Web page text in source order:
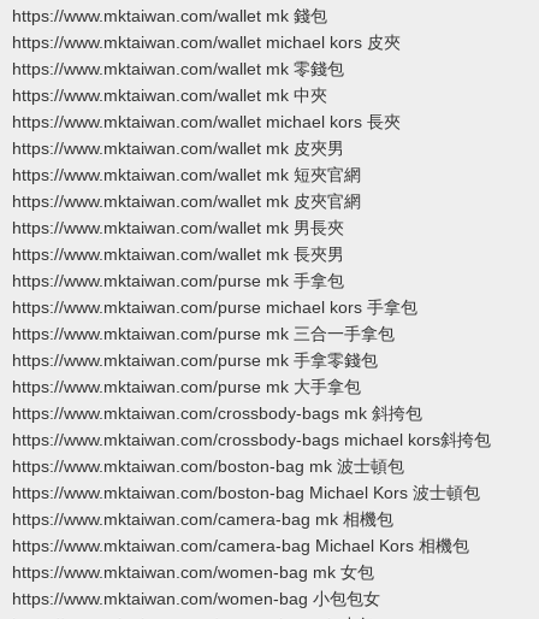
https://www.mktaiwan.com/wallet mk 錢包
https://www.mktaiwan.com/wallet michael kors 皮夾
https://www.mktaiwan.com/wallet mk 零錢包
https://www.mktaiwan.com/wallet mk 中夾
https://www.mktaiwan.com/wallet michael kors 長夾
https://www.mktaiwan.com/wallet mk 皮夾男
https://www.mktaiwan.com/wallet mk 短夾官網
https://www.mktaiwan.com/wallet mk 皮夾官網
https://www.mktaiwan.com/wallet mk 男長夾
https://www.mktaiwan.com/wallet mk 長夾男
https://www.mktaiwan.com/purse mk 手拿包
https://www.mktaiwan.com/purse michael kors 手拿包
https://www.mktaiwan.com/purse mk 三合一手拿包
https://www.mktaiwan.com/purse mk 手拿零錢包
https://www.mktaiwan.com/purse mk 大手拿包
https://www.mktaiwan.com/crossbody-bags mk 斜挎包
https://www.mktaiwan.com/crossbody-bags michael kors斜挎包
https://www.mktaiwan.com/boston-bag mk 波士頓包
https://www.mktaiwan.com/boston-bag Michael Kors 波士頓包
https://www.mktaiwan.com/camera-bag mk 相機包
https://www.mktaiwan.com/camera-bag Michael Kors 相機包
https://www.mktaiwan.com/women-bag mk 女包
https://www.mktaiwan.com/women-bag 小包包女